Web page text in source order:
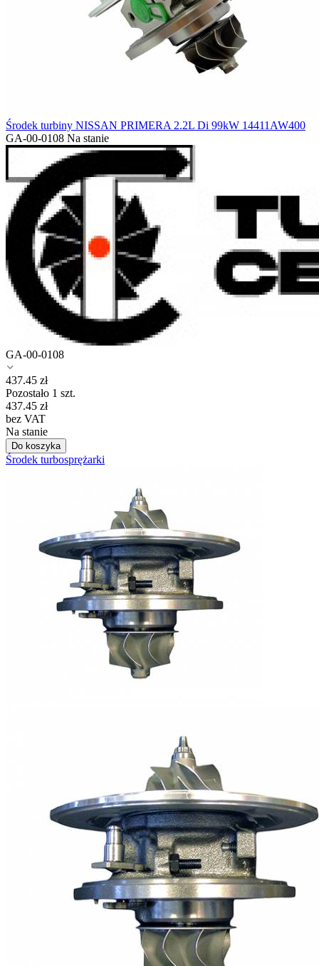
Środek turbiny NISSAN PRIMERA 2.2L Di 99kW 14411AW400
GA-00-0108 Na stanie
GA-00-0108
437.45 zł
Pozostało 1 szt.
437.45 zł
bez VAT
Na stanie
Do koszyka
Środek turbosprężarki